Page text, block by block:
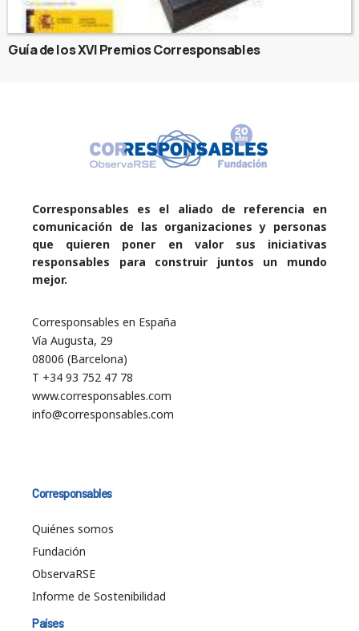
Guía de los XVI Premios Corresponsables
Corresponsables es el aliado de referencia en
comunicación de las organizaciones y personas
que quieren poner en valor sus iniciativas
responsables para construir juntos un mundo
mejor.
Corresponsables en España
Vía Augusta, 29
08006 (Barcelona)
T +34 93 752 47 78
www.corresponsables.com
info@corresponsables.com
Corresponsables
Quiénes somos
Fundación
ObservaRSE
Informe de Sostenibilidad
Países